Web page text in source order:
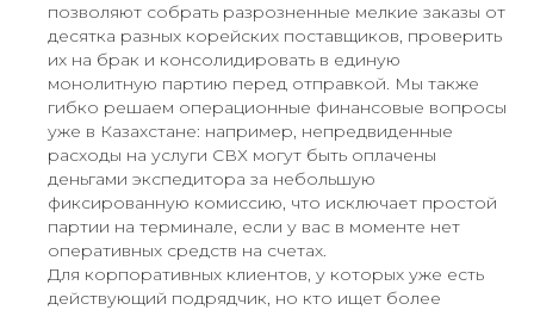
позволяют собрать разрозненные мелкие заказы от
десятка разных корейских поставщиков, проверить
их на брак и консолидировать в единую
монолитную партию перед отправкой. Мы также
гибко решаем операционные финансовые вопросы
уже в Казахстане: например, непредвиденные
расходы на услуги СВХ могут быть оплачены
деньгами экспедитора за небольшую
фиксированную комиссию, что исключает простой
партии на терминале, если у вас в моменте нет
оперативных средств на счетах.
Для корпоративных клиентов, у которых уже есть
действующий подрядчик, но кто ищет более